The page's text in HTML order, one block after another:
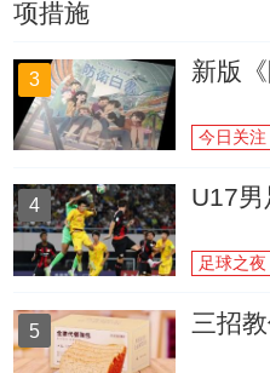
项措施
3 新版
今日关注
4 U17男
足球之夜
5 三招